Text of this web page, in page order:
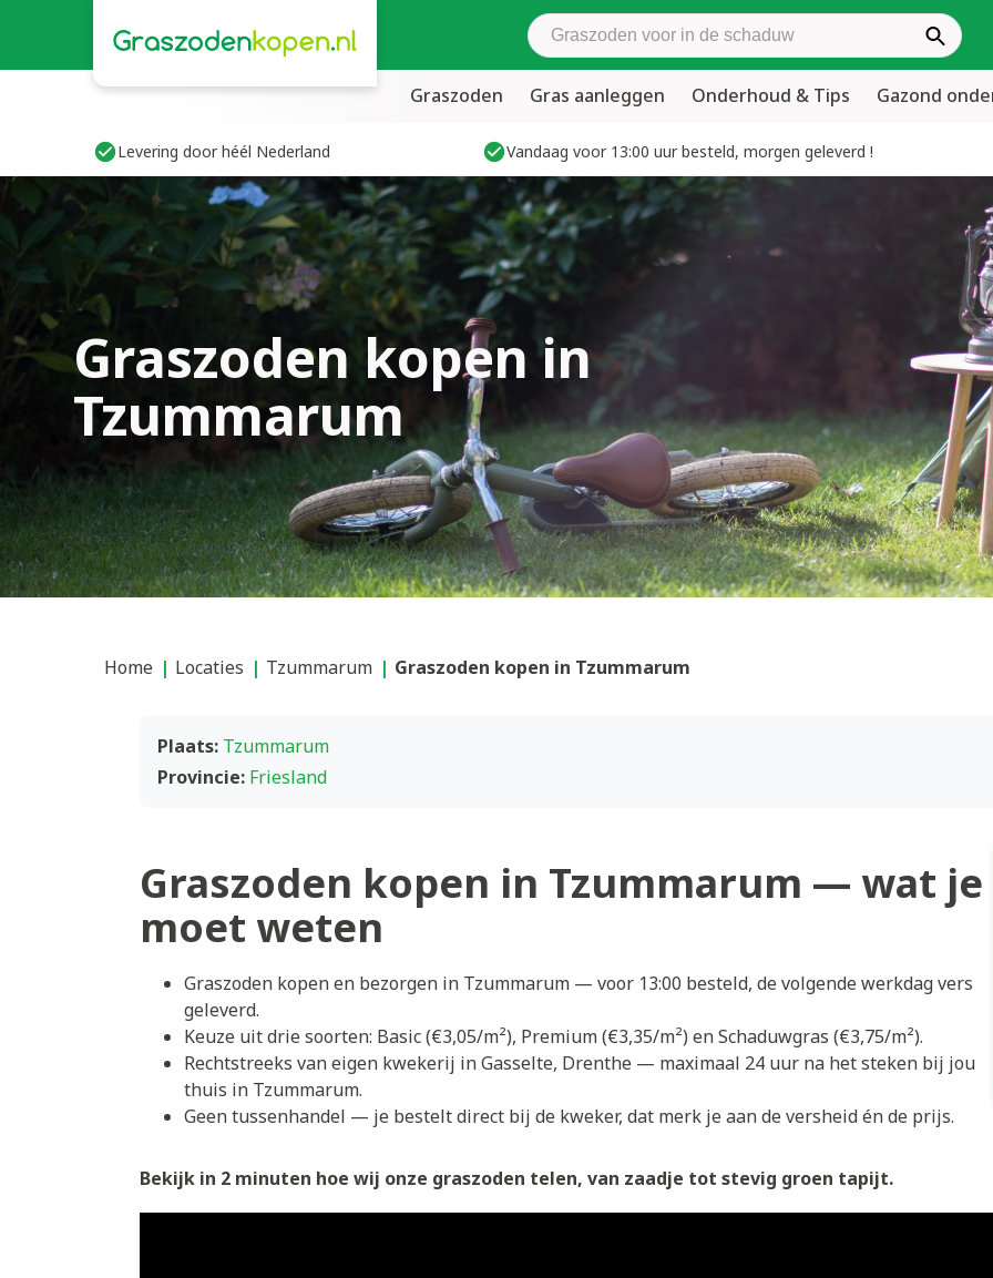
Zoek graszoden
Graszoden Gras aanleggen Onderhoud & Tips Gazond
Levering door héél Nederland Vandaag voor 13:00 uur besteld, morgen geleverd !
Graszoden kopen in
Tzummarum
Home Locaties Tzummarum Graszoden kopen in Tzummarum
Plaats: Tzummarum
Provincie: Friesland
Graszoden kopen in Tzummarum — wat je
moet weten
Graszoden kopen en bezorgen in Tzummarum — voor 13:00 besteld, de volgende werkdag vers
geleverd.
Keuze uit drie soorten: Basic (€3,05/m²), Premium (€3,35/m²) en Schaduwgras (€3,75/m²).
Rechtstreeks van eigen kwekerij in Gasselte, Drenthe — maximaal 24 uur na het steken bij jou
thuis in Tzummarum.
Geen tussenhandel — je bestelt direct bij de kweker, dat merk je aan de versheid én de prijs.
Bekijk in 2 minuten hoe wij onze graszoden telen, van zaadje tot stevig groen tapijt.